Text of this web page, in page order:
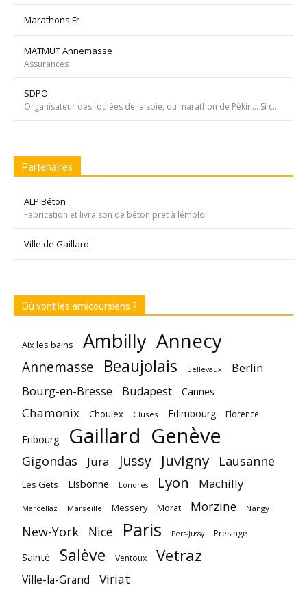
Marathons.Fr
MATMUT Annemasse
Assurances
SDPO
Organisateur des foulées de la soie, du marathon de Pékin... Si courir était notre seul but, nous passerions à côté de moments inoubliables ». Depuis 1996 SDPOrganisation, spécialiste de la course aventure à vocation sportive et culturelle
Partenaires
ALP'Béton
Fabrication et livraison de béton pret à lémploi
Ville de Gaillard
Où vont les amicoursiens ?
Aix les bains Ambilly Annecy
Annemasse Beaujolais Bellevaux Berlin
Bourg-en-Bresse Budapest Cannes
Chamonix Choulex Cluses Edimbourg Florence
Fribourg Gaillard Genève
Gigondas Jura Jussy Juvigny Lausanne
Les Gets Lisbonne Londres Lyon Machilly
Marcellaz Marseille Messery Morat Morzine Nangy
New-York Nice Paris Pers-Jussy Presinge
Sainté Salève Ventoux Vetraz
Ville-la-Grand Viriat